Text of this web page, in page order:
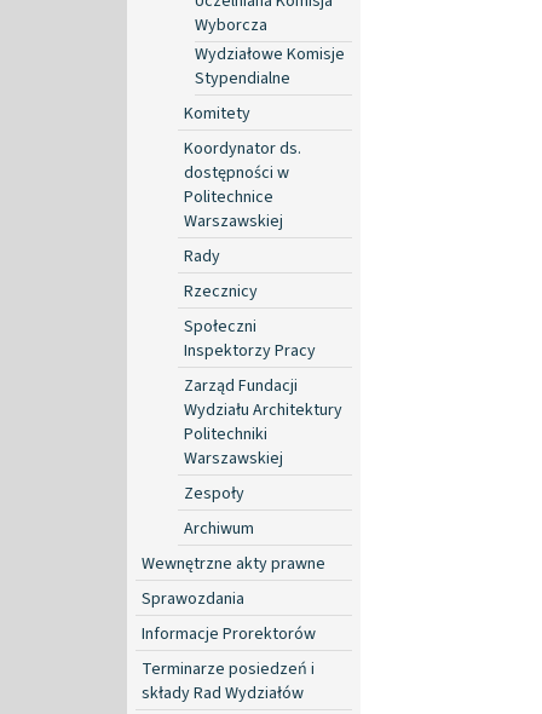
Wyborcza
Wydziałowe Komisje
Stypendialne
Komitety
Koordynator ds.
dostępności w
Politechnice
Warszawskiej
Rady
Rzecznicy
Społeczni
Inspektorzy Pracy
Zarząd Fundacji
Wydziału Architektury
Politechniki
Warszawskiej
Zespoły
Archiwum
Wewnętrzne akty prawne
Sprawozdania
Informacje Prorektorów
Terminarze posiedzeń i
składy Rad Wydziałów